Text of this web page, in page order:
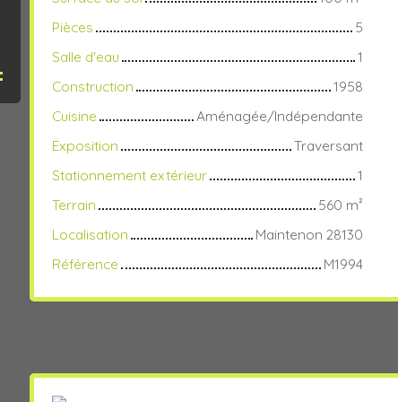
Pièces
5
Salle d'eau
1
Construction
1958
Cuisine
Aménagée/Indépendante
Exposition
Traversant
Stationnement extérieur
1
Terrain
560 m²
Localisation
Maintenon 28130
Référence M1994